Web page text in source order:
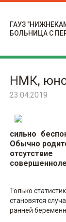
ГАУЗ
БОЛЬНИЦА С
НМК,
23.04.2019
сильно
Обычно
Только
становятся
ранней